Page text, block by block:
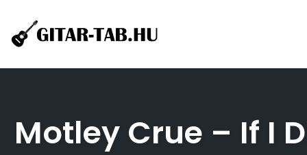
Motley Crue – If I